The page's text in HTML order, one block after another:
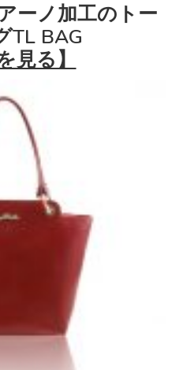
ーノ加工のトー
TL BAG
見る】